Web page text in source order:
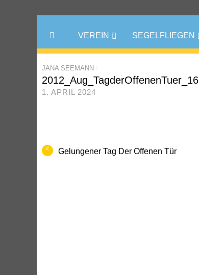
VEREIN SEGELFLIEGEN
JANA SEEMANN
2012_Aug_TagderOffenenTuer_16
1. APRIL 2024
< Gelungener Tag Der Offenen Tür